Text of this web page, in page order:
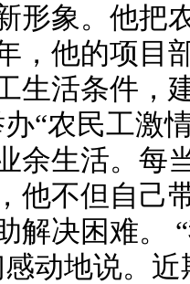
形象。他把
，他的项目
生活条件，
“农民工激
余生活。每
他不但自己
解决困难。
动地说。